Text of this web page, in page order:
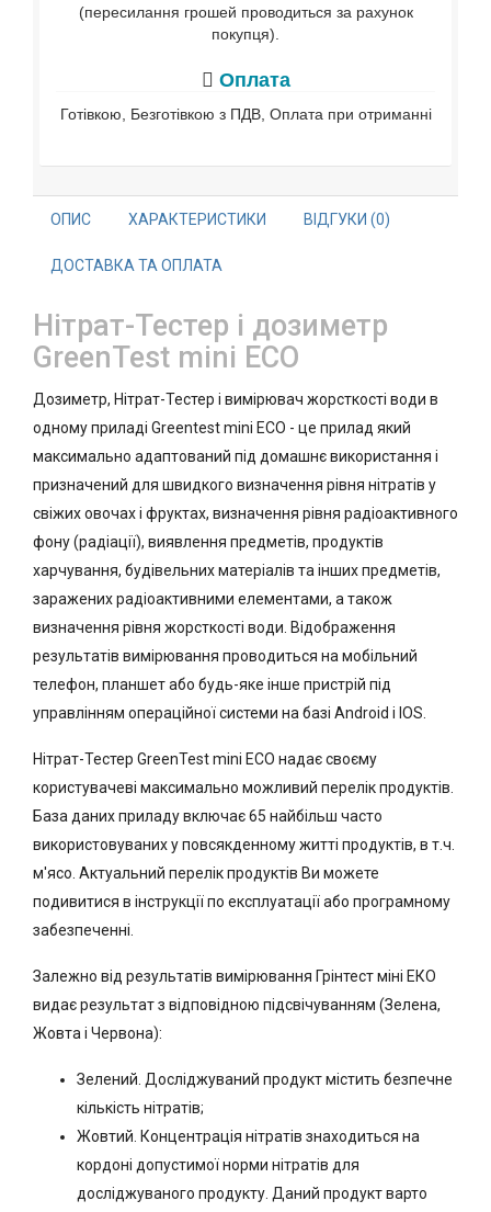
(пересилання грошей проводиться за рахунок
покупця).
Оплата
Готівкою, Безготівкою з ПДВ, Оплата при отриманні
ОПИС ХАРАКТЕРИСТИКИ ВІДГУКИ (0)
ДОСТАВКА ТА ОПЛАТА
Нітрат-Тестер і дозиметр
GreenTest mini ECO
Дозиметр, Нітрат-Тестер і вимірювач жорсткості води в
одному приладі Greentest mini ECO - це прилад який
максимально адаптований під домашнє використання і
призначений для швидкого визначення рівня нітратів у
свіжих овочах і фруктах, визначення рівня радіоактивного
фону (радіації), виявлення предметів, продуктів
харчування, будівельних матеріалів та інших предметів,
заражених радіоактивними елементами, а також
визначення рівня жорсткості води. Відображення
результатів вимірювання проводиться на мобільний
телефон, планшет або будь-яке інше пристрій під
управлінням операційної системи на базі Android і IOS.
Нітрат-Тестер GreenTest mini ECO надає своєму
користувачеві максимально можливий перелік продуктів.
База даних приладу включає 65 найбільш часто
використовуваних у повсякденному житті продуктів, в т.ч.
м'ясо. Актуальний перелік продуктів Ви можете
подивитися в інструкції по експлуатації або програмному
забезпеченні.
Залежно від результатів вимірювання Грінтест міні ЕКО
видає результат з відповідною підсвічуванням (Зелена,
Жовта і Червона):
Зелений. Досліджуваний продукт містить безпечне
кількість нітратів;
Жовтий. Концентрація нітратів знаходиться на
кордоні допустимої норми нітратів для
досліджуваного продукту. Даний продукт варто